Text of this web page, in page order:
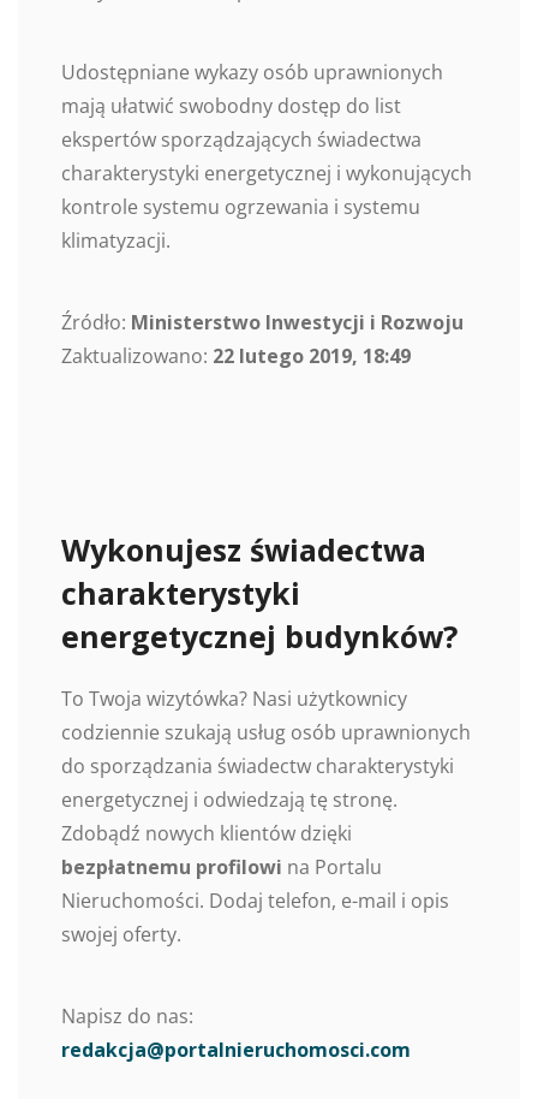
Udostępniane wykazy osób uprawnionych
mają ułatwić swobodny dostęp do list
ekspertów sporządzających świadectwa
charakterystyki energetycznej i wykonujących
kontrole systemu ogrzewania i systemu
klimatyzacji.
Źródło: Ministerstwo Inwestycji i Rozwoju
Zaktualizowano: 22 lutego 2019, 18:49
Wykonujesz świadectwa
charakterystyki
energetycznej budynków?
To Twoja wizytówka? Nasi użytkownicy
codziennie szukają usług osób uprawnionych
do sporządzania świadectw charakterystyki
energetycznej i odwiedzają tę stronę.
Zdobądź nowych klientów dzięki
bezpłatnemu profilowi na Portalu
Nieruchomości. Dodaj telefon, e-mail i opis
swojej oferty.
Napisz do nas:
redakcja@portalnieruchomosci.com